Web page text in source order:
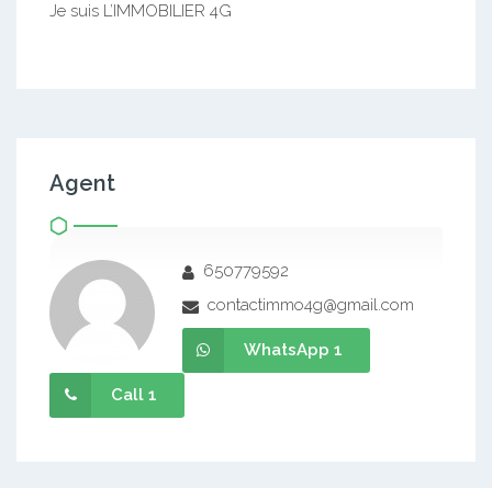
Je suis L’IMMOBILIER 4G
Agent
650779592
contactimmo4g@gmail.com
WhatsApp 1
Call 1